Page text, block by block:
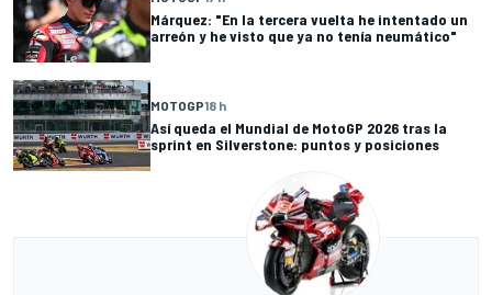
Márquez: "En la tercera vuelta he intentado un
arreón y he visto que ya no tenía neumático"
MOTOGP18 h
Así queda el Mundial de MotoGP 2026 tras la
sprint en Silverstone: puntos y posiciones